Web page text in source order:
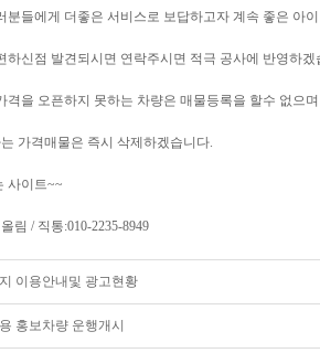
분들에게 더좋은 서비스로 보답하고자 계속 좋은 아
하신점 발견되시면 연락주시면 적극 공사에 반영하
격을 오픈하지 못하는 차량은 매물등록을 할수 없으
가격매물은 즉시 삭제하겠습니다.
사이트~~
림 / 직통:010-2235-8949
이용안내및 광고현황
홍보차량 운행개시